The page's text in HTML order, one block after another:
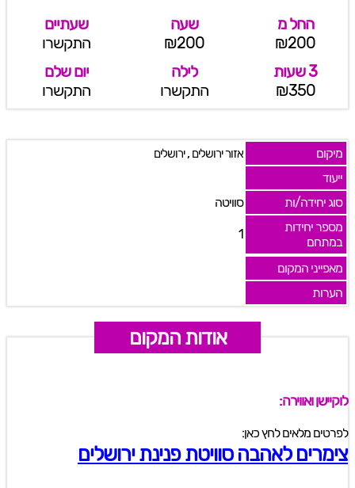
החל מ
₪200
שעה
₪200
שעתיים
התקשרו
3 שעות
₪350
לילה
התקשרו
יום שלם
התקשרו
מיקום אזור ירושלים,ירושלים
ייעוד
סוג יחידה/ות
סוויטה
מספר יחידות
במתחם
1
מאפייני המקום
הערות
אודות המקום
לוקיישן ואווירה:
לפרטים מלאים לחץ כאן:
צימרים לאהבה סוויטת פנינת ירושלים